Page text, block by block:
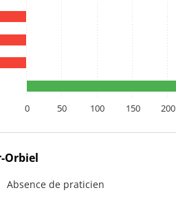
0 50 100 150 200
Orbiel
Absence de praticien